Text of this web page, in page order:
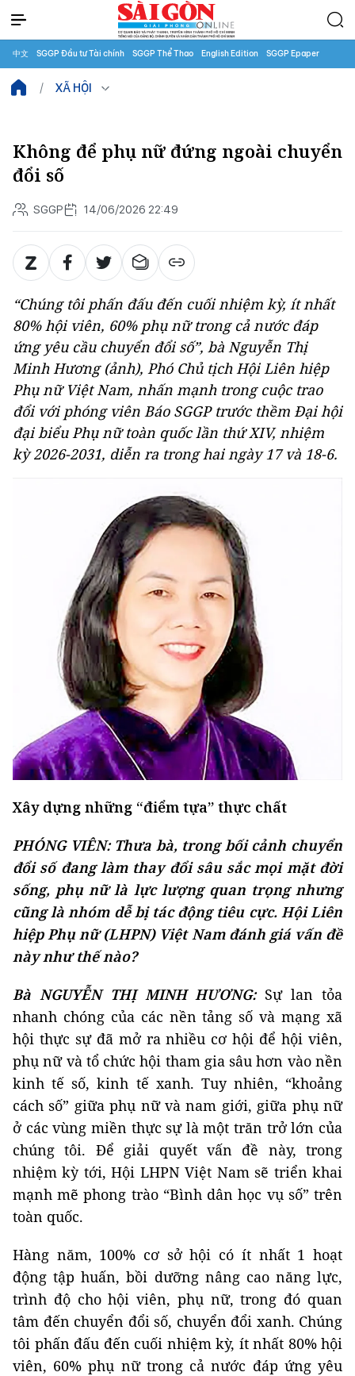
中文 SGGP Đầu tư Tài chính SGGP Thể Thao English Edition SGGP Epaper
XÃ HỘI
Không để phụ nữ đứng ngoài chuyển
đổi số
SGGP 14/06/2026 22:49
“Chúng tôi phấn đấu đến cuối nhiệm kỳ, ít nhất
80% hội viên, 60% phụ nữ trong cả nước đáp
ứng yêu cầu chuyển đổi số”, bà Nguyễn Thị
Minh Hương (ảnh), Phó Chủ tịch Hội Liên hiệp
Phụ nữ Việt Nam, nhấn mạnh trong cuộc trao
đổi với phóng viên Báo SGGP trước thềm Đại hội
đại biểu Phụ nữ toàn quốc lần thứ XIV, nhiệm
kỳ 2026-2031, diễn ra trong hai ngày 17 và 18-6.
Xây dựng những “điểm tựa” thực chất
PHÓNG VIÊN: Thưa bà, trong bối cảnh chuyển
đổi số đang làm thay đổi sâu sắc mọi mặt đời
sống, phụ nữ là lực lượng quan trọng nhưng
cũng là nhóm dễ bị tác động tiêu cực. Hội Liên
hiệp Phụ nữ (LHPN) Việt Nam đánh giá vấn đề
này như thế nào?
Bà NGUYỄN THỊ MINH HƯƠNG:Sự lan tỏa
nhanh chóng của các nền tảng số và mạng xã
hội thực sự đã mở ra nhiều cơ hội để hội viên,
phụ nữ và tổ chức hội tham gia sâu hơn vào nền
kinh tế số, kinh tế xanh. Tuy nhiên, “khoảng
cách số” giữa phụ nữ và nam giới, giữa phụ nữ
ở các vùng miền thực sự là một trăn trở lớn của
chúng tôi. Để giải quyết vấn đề này, trong
nhiệm kỳ tới, Hội LHPN Việt Nam sẽ triển khai
mạnh mẽ phong trào “Bình dân học vụ số” trên
toàn quốc.
Hàng năm, 100% cơ sở hội có ít nhất 1 hoạt
động tập huấn, bồi dưỡng nâng cao năng lực,
trình độ cho hội viên, phụ nữ, trong đó quan
tâm đến chuyển đổi số, chuyển đổi xanh. Chúng
tôi phấn đấu đến cuối nhiệm kỳ, ít nhất 80% hội
viên, 60% phụ nữ trong cả nước đáp ứng yêu